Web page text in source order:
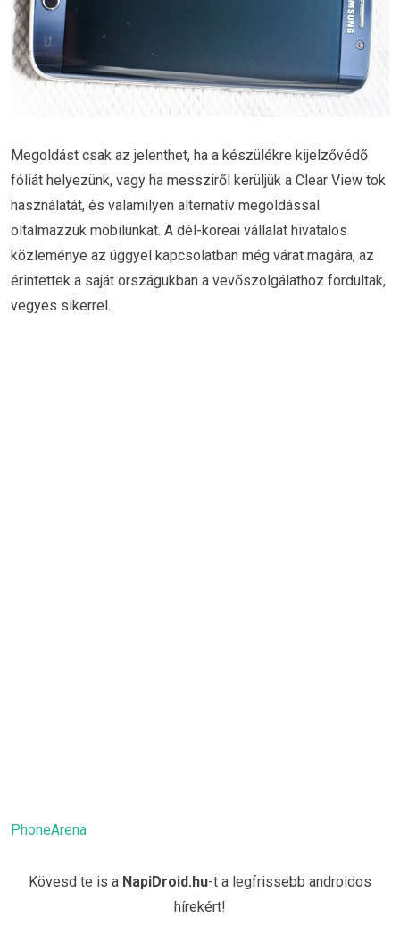
Megoldást csak az jelenthet, ha a készülékre kijelzővédő
fóliát helyezünk, vagy ha messziről kerüljük a Clear View tok
használatát, és valamilyen alternatív megoldással
oltalmazzuk mobilunkat. A dél-koreai vállalat hivatalos
közleménye az üggyel kapcsolatban még várat magára, az
érintettek a saját országukban a vevőszolgálathoz fordultak,
vegyes sikerrel.
PhoneArena
Kövesd te is a NapiDroid.hu-t a legfrissebb androidos
hírekért!